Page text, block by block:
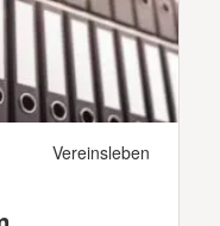
Vereinsleben